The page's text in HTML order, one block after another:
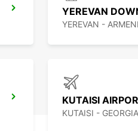
YEREVAN
YEREVAN -
KUTAISI
KUTAISI - GEORGIA